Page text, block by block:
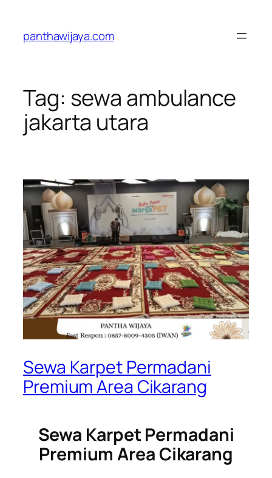
konten
panthawijaya.com
Tag: sewa ambulance
jakarta utara
Sewa Karpet Permadani
Premium Area Cikarang
Sewa Karpet Permadani
Premium Area Cikarang